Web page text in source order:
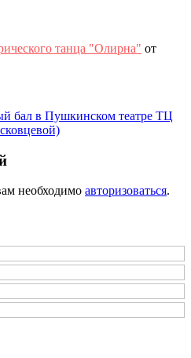
танца "Олирна" от
бал в Пушкинском театре ТЦ
необходимо авторизоваться.